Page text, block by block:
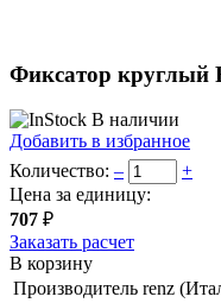
Фиксатор круглый
В наличии
Добавить в избранное
Количество: –
+
Цена за единицу:
707 ₽
Заказать расчет
В корзину
Производитель renz